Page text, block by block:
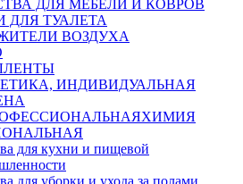
ДЛЯ МЕБЕЛИ И КОВРОВ
ДЛЯ ТУАЛЕТА
ВОЗДУХА
ИНДИВИДУАЛЬНАЯ
ХИМИЯ
для кухни и пищевой
для уборки и ухода за полами